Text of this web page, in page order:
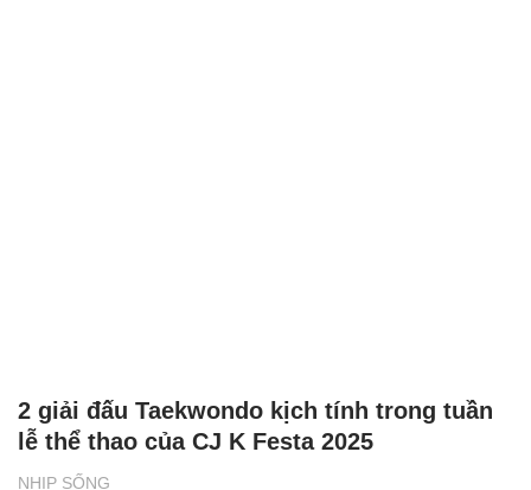
NHỊP SỐNG
2 giải đấu Taekwondo kịch tính trong tuần
lễ thể thao của CJ K Festa 2025